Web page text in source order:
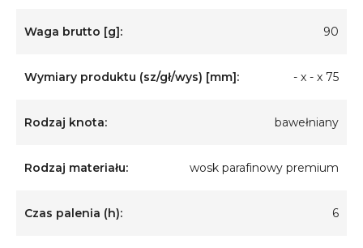
Waga brutto [g]: 90
Wymiary produktu (sz/gł/wys) [mm]: - x - x 75
Rodzaj knota: bawełniany
Rodzaj materiału: wosk parafinowy premium
Czas palenia (h): 6